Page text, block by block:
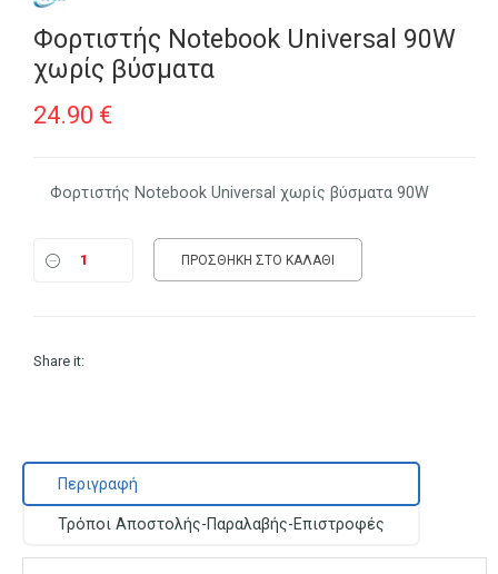
Φορτιστής Notebook Universal 90W
χωρίς βύσματα
24.90 €
Φορτιστής Notebook Universal χωρίς βύσματα 90W
ΠΡΟΣΘΉΚΗ ΣΤΟ ΚΑΛΆΘΙ
Share it:
Περιγραφή
Τρόποι Αποστολής-Παραλαβής-Επιστροφές